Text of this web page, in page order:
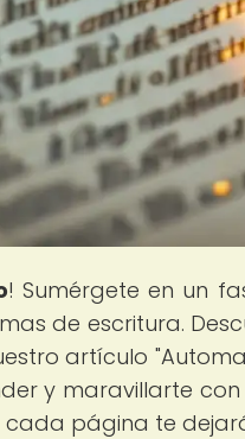
! Sumérgete en un
de escritura.
artículo
y maravillarte
página te